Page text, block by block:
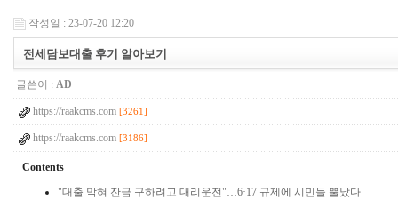
작성일 : 23-07-20 12:20
전세담보대출 후기 알아보기
글쓴이 : AD
https://raakcms.com [3261]
https://raakcms.com [3186]
Contents
"대출 막혀 잔금 구하려고 대리운전"…6·17 규제에 시민들 뿔났다